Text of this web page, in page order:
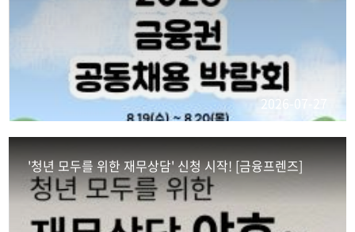
2026-07-27
'청년 모두를 위한 재무상담' 신청 시작! [금융프렌즈]